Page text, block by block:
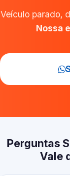
Veículo parado,
Nossa
Perguntas
Vale